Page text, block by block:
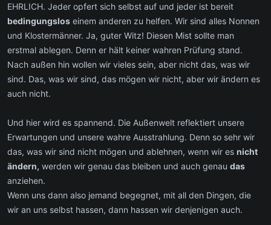
EHRLICH. Jeder opfert sich selbst auf und jeder ist bereit
bedingungslos einem anderen zu helfen. Wir sind alles Nonnen
und Klostermänner. Ja, guter Witz! Diesen Mist sollte man
erstmal ablegen. Denn er hält keiner wahren Prüfung stand.
Nach außen hin wollen wir vieles sein, aber nicht das, was wir
sind. Das, was wir sind, das mögen wir nicht, aber wir ändern es
auch nicht.
Und hier wird es spannend. Die Außenwelt reflektiert unsere
Erwartungen und unsere wahre Ausstrahlung. Denn so sehr wir
das, was wir sind nicht mögen und ablehnen, wenn wir es nicht
ändern, werden wir genau das bleiben und auch genau das
anziehen.
Wenn uns dann also jemand begegnet, mit all den Dingen, die
wir an uns selbst hassen, dann hassen wir denjenigen auch.